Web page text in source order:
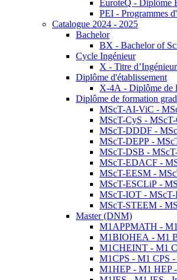
EuroteQ - Diplôme
PEI - Programmes
Catalogue 2024 - 2025
Bachelor
BX - Bachelor of
Cycle Ingénieur
X - Titre
Diplôme d'établissement
X-4A - Diplôme de
Diplôme de formation
MScT-AI-ViC -
MScT-CyS -
MScT-DDDF -
MScT-DEPP -
MScT-DSB -
MScT-EDACF -
MScT-EESM -
MScT-ESCLiP -
MScT-IOT - MScT-
MScT-STEEM -
Master (DNM)
M1APPMATH - M1
M1BIOHEA - M1
M1CHEINT - M1
M1CPS - M1 CPS -
M1HEP - M1 HEP -